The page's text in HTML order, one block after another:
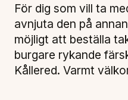
För dig som vill ta
avnjuta den på
möjligt att beställa
burgare rykande
Kållered. Varmt